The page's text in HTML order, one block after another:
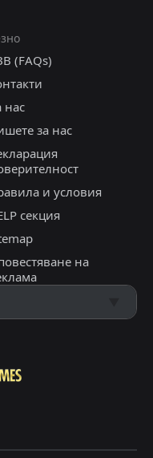
(FAQs)
нас
за нас
и условия
секция
на